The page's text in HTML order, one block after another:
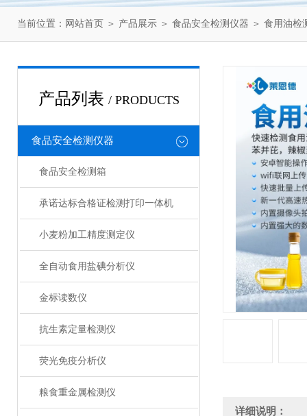
当前位置： 网站首页 ＞ 产品展示 ＞ 食品安全检测仪器 ＞ 食用油检
产品列表 / PRODUCTS
食品安全检测仪器
食品安全检测箱
承诺达标合格证检测打印一体机
小麦粉加工精度测定仪
全自动食用盐碘分析仪
金标读数仪
抗生素定量检测仪
荧光免疫分析仪
粮食重金属检测仪
详细说明：